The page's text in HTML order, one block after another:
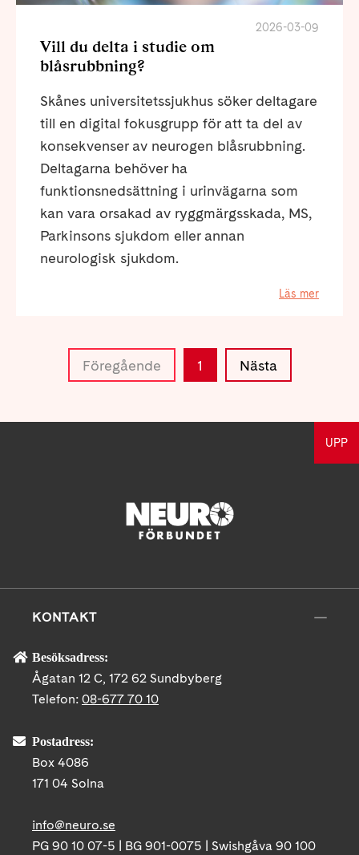
2026-03-09
Vill du delta i studie om
blåsrubbning?
Skånes universitetssjukhus söker deltagare
till en digital fokusgrupp för att ta del av
konsekvenser av neurogen blåsrubbning.
Deltagarna behöver ha
funktionsnedsättning i urinvägarna som
kan vara orsakad av ryggmärgsskada, MS,
Parkinsons sjukdom eller annan
neurologisk sjukdom.
Läs mer
Föregående 1 Nästa
UPP
KONTAKT
Besöksadress:
Ågatan 12 C, 172 62 Sundbyberg
Telefon: 08-677 70 10
Postadress:
Box 4086
171 04 Solna
info@neuro.se
PG 90 10 07-5 | BG 901-0075 | Swishgåva 90 100